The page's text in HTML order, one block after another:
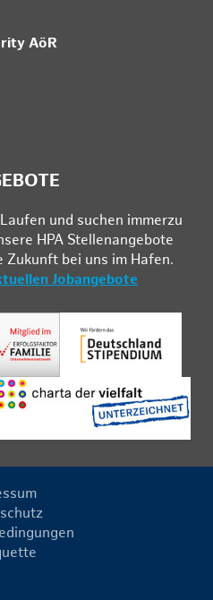
AöR
und su­chen im­mer­zu
HPA Stel­len­an­ge­bo­te
bei uns im Ha­fen.
Jobangebote